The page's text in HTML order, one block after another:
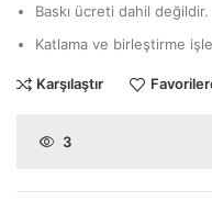
Baskı ücreti dahil değildir.
Katlama ve birleştirme
Karşılaştır
3